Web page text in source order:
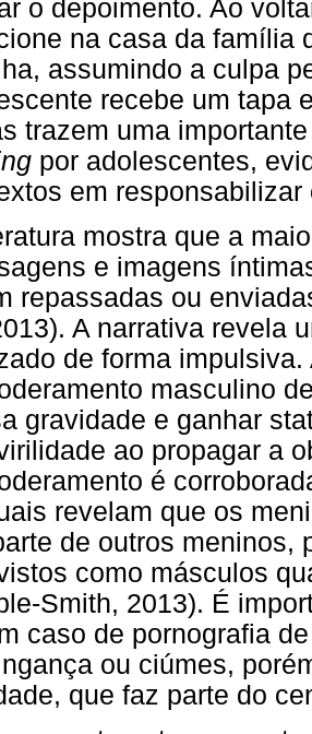
o depoimento. Ao
na casa da família
assumindo a culpa
recebe um tapa
trazem uma
por adolescentes,
em
mostra que a
e imagens
repassadas ou
A narrativa revela
de forma
masculino
gravidade e ganhar
ao propagar a
é
revelam que os
de outros meninos,
como másculos
Smith, 2013). É
caso de pornografia
ou ciúmes,
que faz parte do